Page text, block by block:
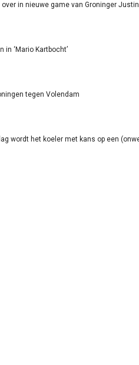
in nieuwe game van Groninger
‘Mario Kartbocht’
tegen Volendam
wordt het koeler met kans op een